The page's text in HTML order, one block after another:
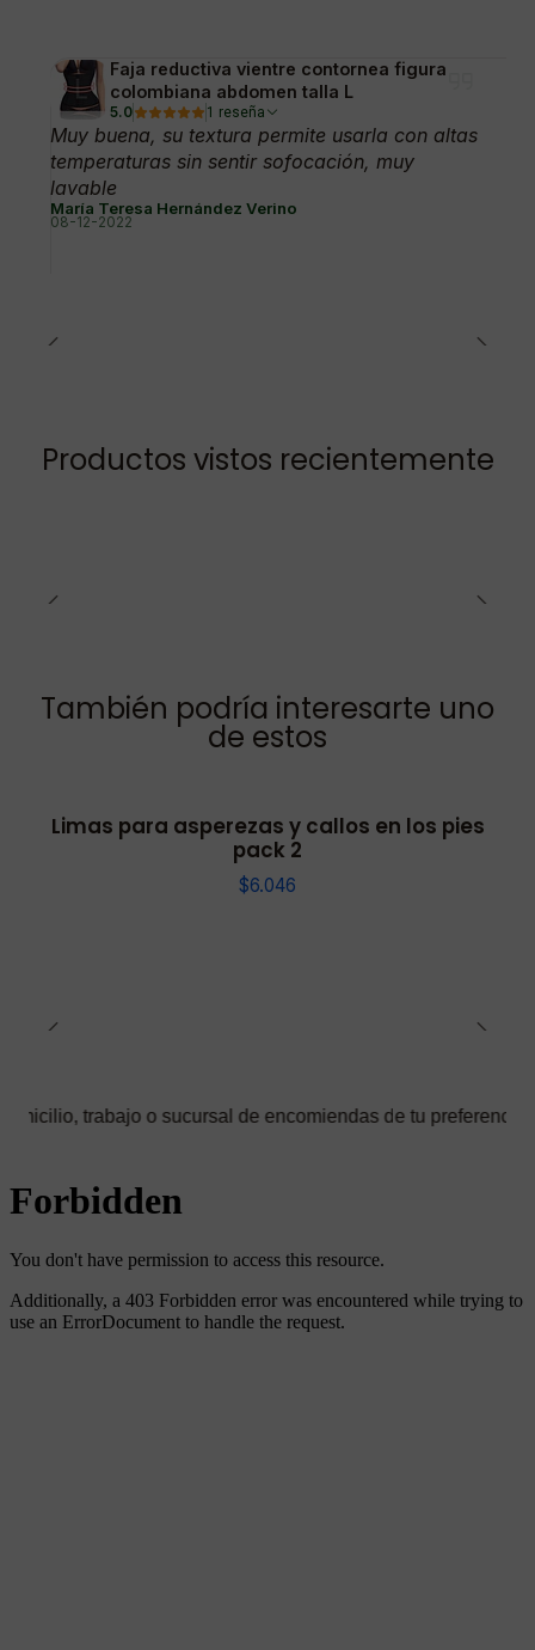
Faja reductiva vientre contornea figura
colombiana abdomen talla L
5.0 1 reseña
Muy buena, su textura permite usarla con altas
temperaturas sin sentir sofocación, muy
lavable
María Teresa Hernández Verino
08-12-2022
Productos vistos recientemente
También podría interesarte uno
de estos
Limas para asperezas y callos en los pies
pack 2
$6.046
o sucursal de encomiendas de tu preferencia ✅ Podrás